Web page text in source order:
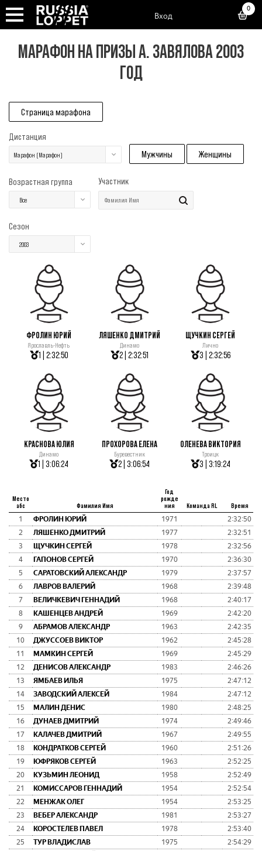
Вход
0
МАРАФОН НА ПРИЗЫ А. ЗАВЯЛОВА 2003
ГОД
Страница марафона
Дистанция
Марафон (Марафон) Мужчины Женщины
Возрастная группа
Все
Участник
Сезон
2003
ФРОЛИН ЮРИЙ
Ярославль-Нефть
1 | 2:32:50
ЛЯШЕНКО ДМИТРИЙ
Динамо
2 | 2:32:51
ЩУЧКИН СЕРГЕЙ
Лично
3 | 2:32:56
КРАСНОВА ЮЛИЯ
Динамо
1 | 3:06:24
ПРОХОРОВА ЕЛЕНА
Буревестник
2 | 3:06:54
ОЛЕНЕВА ВИКТОРИЯ
Троицк
3 | 3:19:24
Место
абс
Фамилия Имя
Год
рожде
ния
Команда RL Время
1 ФРОЛИН ЮРИЙ 1971
2:32:50
2
ЛЯШЕНКО ДМИТРИЙ 1977
2:32:51
3
ЩУЧКИН СЕРГЕЙ 1978
2:32:56
4
ГАПОНОВ СЕРГЕЙ 1970
2:36:30
5
САРАТОВСКИЙ АЛЕКСАНДР 1979
2:37:57
6
ЛАВРОВ ВАЛЕРИЙ 1968
2:39:48
7
ВЕЛИЧКЕВИЧ ГЕННАДИЙ 1968
2:40:17
8
КАШЕНЦЕВ АНДРЕЙ 1969
2:42:20
9
АБРАМОВ АЛЕКСАНДР 1963
2:42:35
10
ДЖУССОЕВ ВИКТОР 1962
2:45:28
11
МАМКИН СЕРГЕЙ 1969
2:45:29
12
ДЕНИСОВ АЛЕКСАНДР 1983
2:46:26
13
ЯМБАЕВ ИЛЬЯ 1975
2:47:12
14
ЗАВОДСКИЙ АЛЕКСЕЙ 1984
2:47:12
15
МАЛИН ДЕНИС 1980
2:48:25
16
ДУНАЕВ ДМИТРИЙ 1974
2:49:46
17
КАЛАЧЕВ ДМИТРИЙ 1967
2:49:55
18
КОНДРАТКОВ СЕРГЕЙ 1960
2:51:26
19
ЮФРЯКОВ СЕРГЕЙ 1963
2:52:25
20
КУЗЬМИН ЛЕОНИД 1958
2:52:49
21
КОМИССАРОВ ГЕННАДИЙ 1954
2:52:54
22
МЕНЖАК ОЛЕГ 1954
2:53:25
23
ВЕБЕР АЛЕКСАНДР 1981
2:53:27
24
КОРОСТЕЛЕВ ПАВЕЛ 1978
2:53:40
25
ТУР ВЛАДИСЛАВ 1975
2:54:29